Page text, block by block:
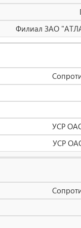
Филиал ЗАО
УСР
УСР